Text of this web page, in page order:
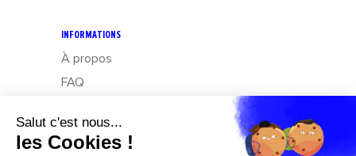
INFORMATIONS
À propos
FAQ
Mentions légales